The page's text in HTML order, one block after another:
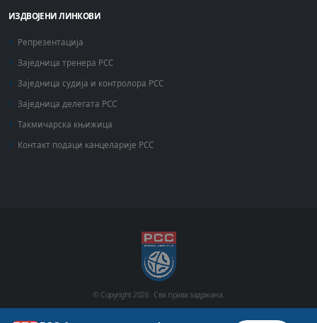
ИЗДВОЈЕНИ ЛИНКОВИ
Репрезентација
Заједница тренера РСС
Заједница судија и контролора РСС
Заједница делегата РСС
Такмичарска књижица
Контакт подаци канцеларије РСС
© Copyright2026 . Сва права задржана.